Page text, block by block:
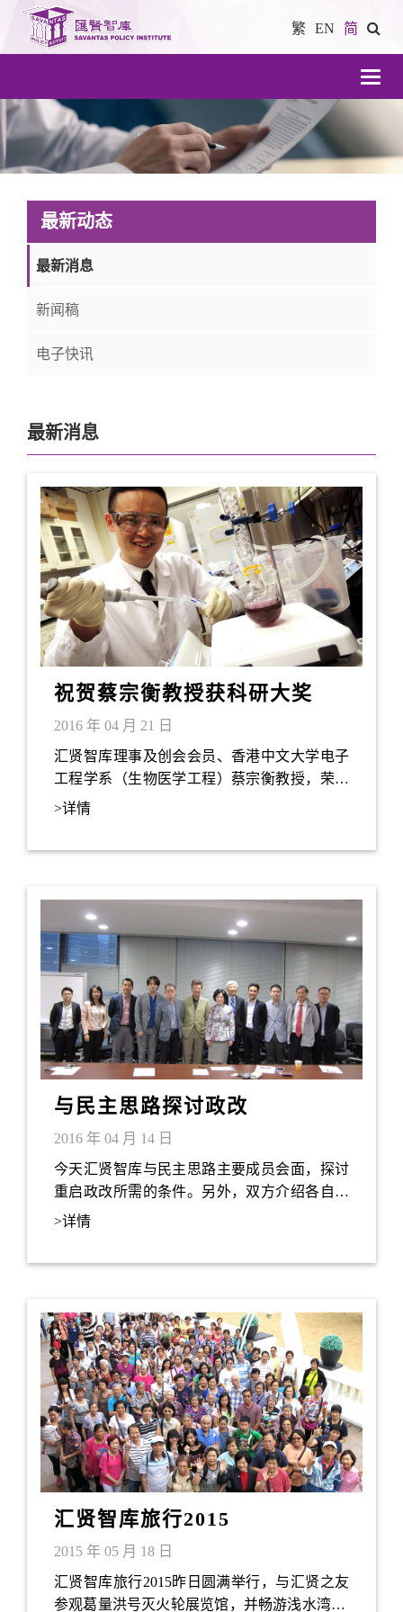
繁 EN 简
導
航
最新动态
最新消息
新闻稿
电子快讯
最新消息
祝贺蔡宗衡教授获科研大奖
2016 年 04 月 21 日
汇贤智库理事及创会会员、香港中文大学电子
工程学系（生物医学工程）蔡宗衡教授，荣获
本年度「裘槎前瞻科研大奖」(Croucher
>详情
与民主思路探讨政改
2016 年 04 月 14 日
今天汇贤智库与民主思路主要成员会面，探讨
重启政改所需的条件。另外，双方介绍各自的
工作项目，大家都希望以政策研究代替政治口
>详情
汇贤智库旅行2015
2015 年 05 月 18 日
汇贤智库旅行2015昨日圆满举行，与汇贤之友
参观葛量洪号灭火轮展览馆，并畅游浅水湾3D